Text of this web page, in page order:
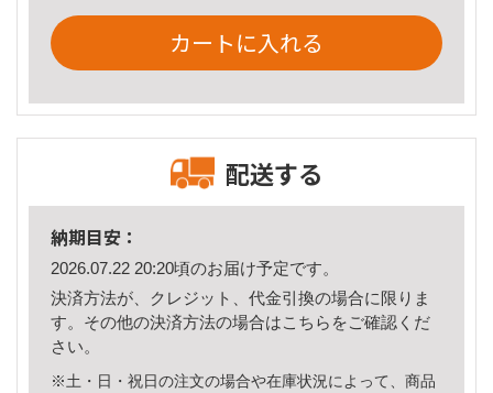
カートに入れる
配送する
納期目安：
2026.07.22 20:20頃のお届け予定です。
決済方法が、クレジット、代金引換の場合に限りま
す。その他の決済方法の場合はこちら をご確認くだ
さい。
※土・日・祝日の注文の場合や在庫状況によって、商品